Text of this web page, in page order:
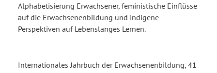
Alphabetisierung Erwachsener, feministische Einflüsse
auf die Erwachsenenbildung und indigene
Perspektiven auf Lebenslanges Lernen.
Internationales Jahrbuch der Erwachsenenbildung, 41